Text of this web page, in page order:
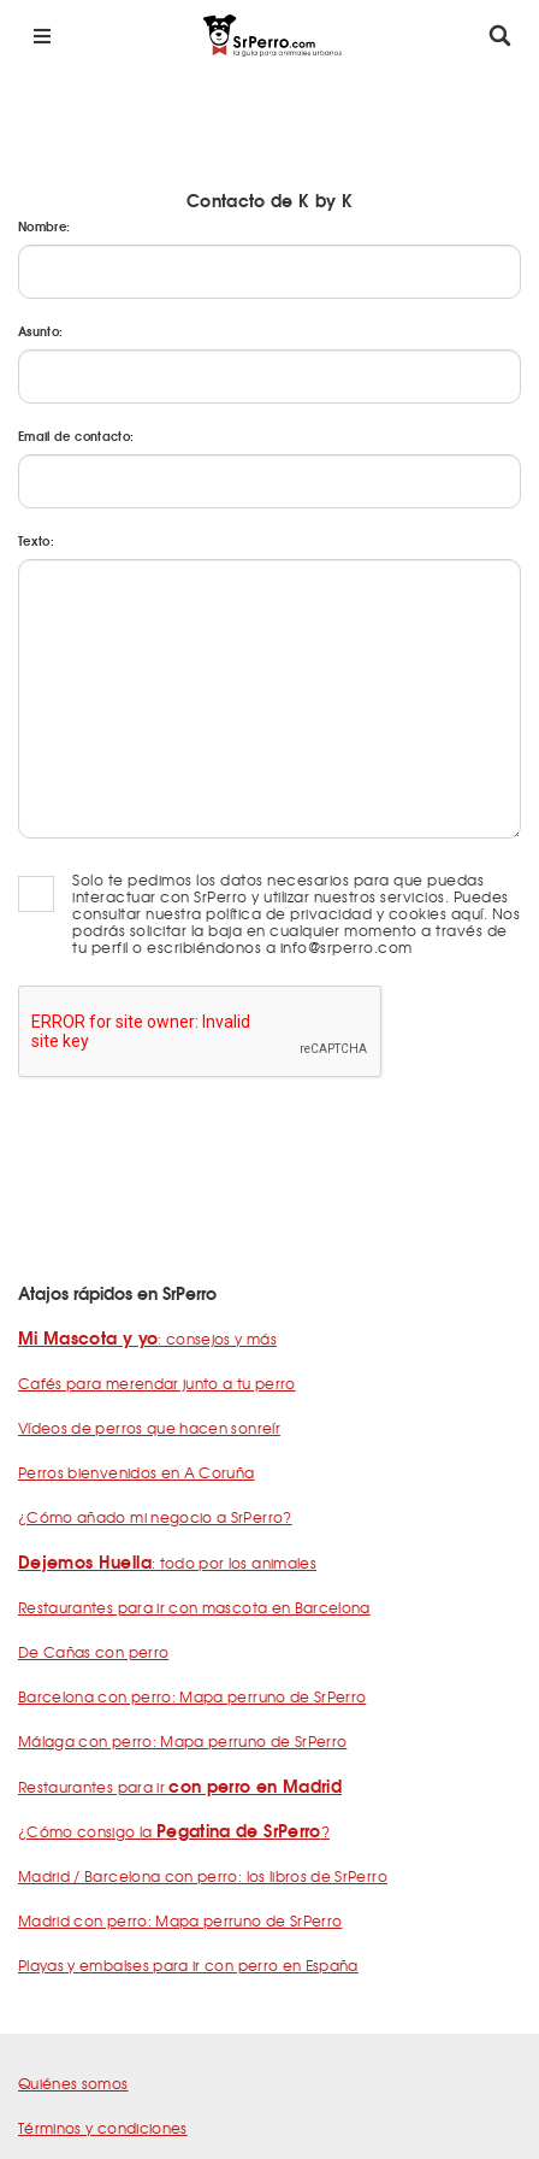
Contacto de K by K
Nombre:
Asunto:
Email de contacto:
Texto:
Solo te pedimos los datos necesarios para que puedas
interactuar con SrPerro y utilizar nuestros servicios. Puedes
consultar nuestra política de privacidad y cookies aquí. Nos
podrás solicitar la baja en cualquier momento a través de
tu perfil o escribiéndonos a info@srperro.com
Atajos rápidos en SrPerro
Mi Mascota y yo: consejos y más
Cafés para merendar junto a tu perro
Vídeos de perros que hacen sonreír
Perros bienvenidos en A Coruña
¿Cómo añado mi negocio a SrPerro?
Dejemos Huella: todo por los animales
Restaurantes para ir con mascota en Barcelona
De Cañas con perro
Barcelona con perro: Mapa perruno de SrPerro
Málaga con perro: Mapa perruno de SrPerro
Restaurantes para ircon perro en Madrid
¿Cómo consigo la Pegatina de SrPerro?
Madrid / Barcelona con perro: los libros de SrPerro
Madrid con perro: Mapa perruno de SrPerro
Playas y embalses para ir con perro en España
Quiénes somos
Términos y condiciones